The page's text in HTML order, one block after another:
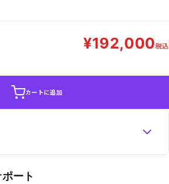
¥192,000税込
カートに追加
ート